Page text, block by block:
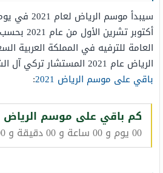
سيبدأ موسم
أكتوبر
العامة للترفيه في المملكة العربية
الرياض عام 2021 المستشار تركي آل الشيخ، وفيما يأتي نضع
باقي على موسم الرياض 2021
:
كم باقي على موسم الرياض 2021
00 يوم و 00 ساعة و 00 دقيقة و 00 ثانية